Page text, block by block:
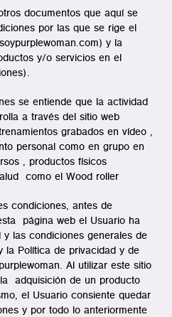
documentos que aquí se
por las que se rige el
y la
y/o servicios en el
se entiende que la actividad
a través del sitio web
grabados en vídeo ,
personal como en grupo en
, productos físicos
como el Wood roller
condiciones, antes de
página web el Usuario ha
las condiciones generales de
la Política de privacidad y de
Al utilizar este sitio
adquisición de un producto
el Usuario consiente quedar
y por todo lo anteriormente